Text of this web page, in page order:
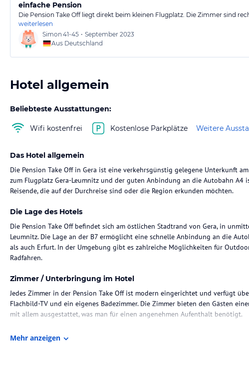
einfache Pension
Die Pension Take Off liegt direkt beim kleinen Flugplatz. Die Zimmer sind
weiterlesen
Simon 41-45 • September 2023
Aus Deutschland
Hotel allgemein
Beliebteste Ausstattungen:
Wifi kostenfrei Kostenlose Parkplätze Weitere
Das Hotel allgemein
Die Pension Take Off in Gera ist eine verkehrsgünstig gelegene Unterkunft
zum Flugplatz Gera-Leumnitz und der guten Anbindung an die Autobahn A4
Reisende, die auf der Durchreise sind oder die Region erkunden möchten.
Die Lage des Hotels
Die Pension Take Off befindet sich am östlichen Stadtrand von Gera, in
Leumnitz. Die Lage an der B7 ermöglicht eine schnelle Anbindung an die
als auch Erfurt. In der Umgebung gibt es zahlreiche Möglichkeiten für
Radfahren.
Zimmer / Unterbringung im Hotel
Jedes Zimmer in der Pension Take Off ist modern eingerichtet und verfügt
Flachbild-TV und ein eigenes Badezimmer. Die Zimmer bieten den Gästen
mit allem ausgestattet, was man für einen angenehmen Aufenthalt benötigt.
Gastronomie im Hotel
Mehr anzeigen